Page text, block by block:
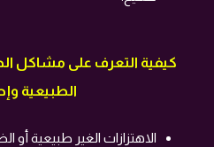
كيفية التعرف على مشاكل
الطبيعية
الاهتزازات الغير طبيعية أو